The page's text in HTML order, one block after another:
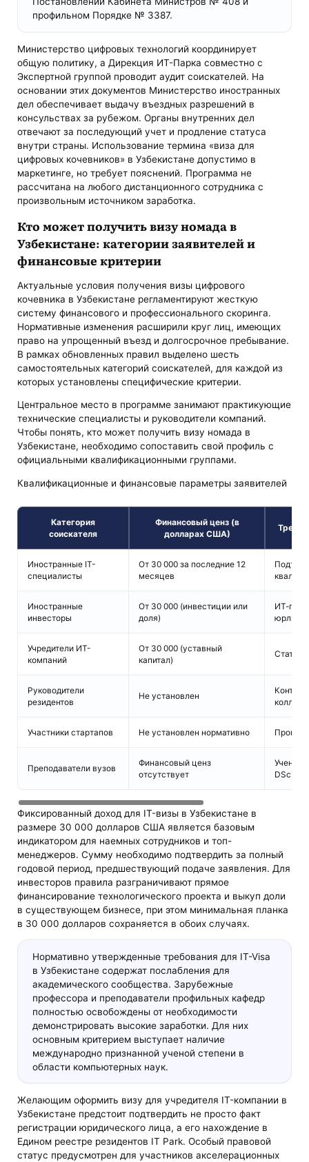
профильном Порядке № 3387.
Министерство цифровых технологий координирует
общую политику, а Дирекция ИТ-Парка совместно с
Экспертной группой проводит аудит соискателей. На
основании этих документов Министерство иностранных
дел обеспечивает выдачу въездных разрешений в
консульствах за рубежом. Органы внутренних дел
отвечают за последующий учет и продление статуса
внутри страны. Использование термина «виза для
цифровых кочевников» в Узбекистане допустимо в
маркетинге, но требует пояснений. Программа не
рассчитана на любого дистанционного сотрудника с
произвольным источником заработка.
Кто может получить визу номада в
Узбекистане: категории заявителей и
финансовые критерии
Актуальные условия получения визы цифрового
кочевника в Узбекистане регламентируют жесткую
систему финансового и профессионального скоринга.
Нормативные изменения расширили круг лиц, имеющих
право на упрощенный въезд и долгосрочное пребывание.
В рамках обновленных правил выделено шесть
самостоятельных категорий соискателей, для каждой из
которых установлены специфические критерии.
Центральное место в программе занимают практикующие
технические специалисты и руководители компаний.
Чтобы понять, кто может получить визу номада в
Узбекистане, необходимо сопоставить свой профиль с
официальными квалификационными группами.
Квалификационные и финансовые параметры заявителей
Категория
соискателя
Финансовый ценз (в
долларах США)
Иностранные IT-
специалисты
От 30 000 за последние 12
месяцев
Иностранные
инвесторы
От 30 000 (инвестиции или
доля)
ИТ-
Учредители ИТ-
компаний
От 30 000 (уставный
капитал)
Статус
Руководители
резидентов
Не установлен
Участники стартапов Не установлен нормативно
Преподаватели вузов
Финансовый ценз
отсутствует
Ученая
DSc
Фиксированный доход для IT-визы в Узбекистане в
размере 30 000 долларов США является базовым
индикатором для наемных сотрудников и топ-
менеджеров. Сумму необходимо подтвердить за полный
годовой период, предшествующий подаче заявления. Для
инвесторов правила разграничивают прямое
финансирование технологического проекта и выкуп доли
в существующем бизнесе, при этом минимальная планка
в 30 000 долларов сохраняется в обоих случаях.
Нормативно утвержденные требования для IT-Visa
в Узбекистане содержат послабления для
академического сообщества. Зарубежные
профессора и преподаватели профильных кафедр
полностью освобождены от необходимости
демонстрировать высокие заработки. Для них
основным критерием выступает наличие
международно признанной ученой степени в
области компьютерных наук.
Желающим оформить визу для учредителя IT-компании в
Узбекистане предстоит подтвердить не просто факт
регистрации юридического лица, а его нахождение в
Едином реестре резидентов IT Park. Особый правовой
статус предусмотрен для участников акселерационных